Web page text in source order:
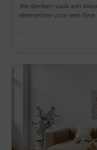
We denken vaak aan
elementen voor een fijne
...